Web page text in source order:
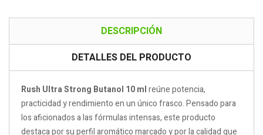
DESCRIPCIÓN
DETALLES DEL PRODUCTO
Rush Ultra Strong Butanol 10 mlreúne potencia,
practicidad y rendimiento en un único frasco. Pensado para
los aficionados a las fórmulas intensas, este producto
destaca por su perfil aromático marcado y por la calidad que